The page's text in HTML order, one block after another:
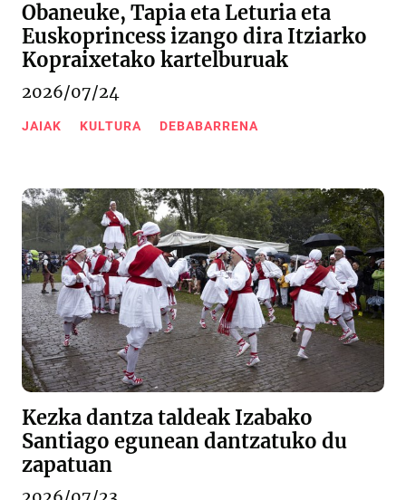
Obaneuke, Tapia eta Leturia eta
Euskoprincess izango dira Itziarko
Kopraixetako kartelburuak
2026/07/24
JAIAK KULTURA DEBABARRENA
Kezka dantza taldeak Izabako
Santiago egunean dantzatuko du
zapatuan